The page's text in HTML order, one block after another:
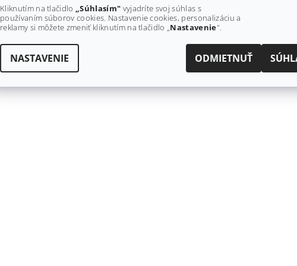
Kliknutím na tlačidlo „Súhlasím" vyjadríte svoj súhlas s
používaním súborov cookies. Nastavenie cookies, personalizáciu a
reklamy si môžete zmeniť kliknutím na tlačidlo „Nastavenie".
NASTAVENIE ODMIETNUŤ